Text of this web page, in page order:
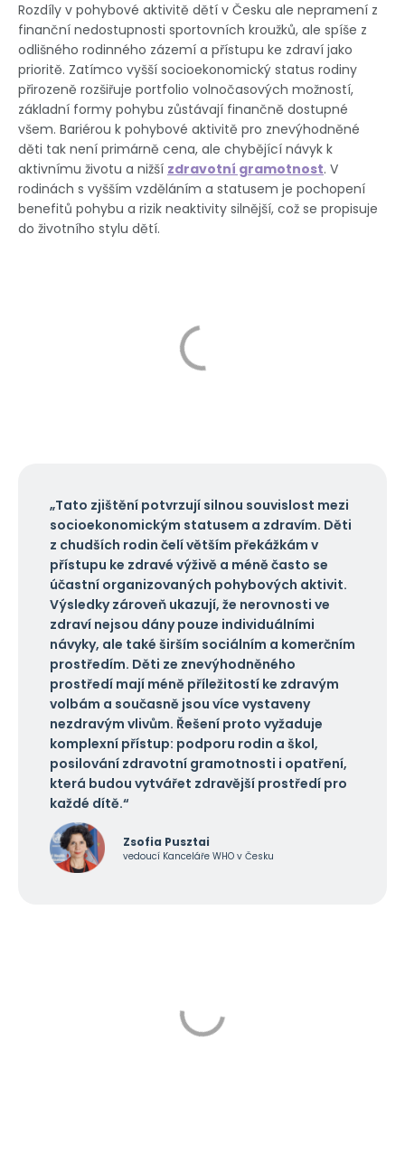
Rozdíly v pohybové aktivitě dětí v Česku ale nepramení z
finanční nedostupnosti sportovních kroužků, ale spíše z
odlišného rodinného zázemí a přístupu ke zdraví jako
prioritě. Zatímco vyšší socioekonomický status rodiny
přirozeně rozšiřuje portfolio volnočasových možností,
základní formy pohybu zůstávají finančně dostupné
všem. Bariérou k pohybové aktivitě pro znevýhodněné
děti tak není primárně cena, ale chybějící návyk k
aktivnímu životu a nižší zdravotní gramotnost. V
rodinách s vyšším vzděláním a statusem je pochopení
benefitů pohybu a rizik neaktivity silnější, což se propisuje
do životního stylu dětí.
„Tato zjištění potvrzují silnou souvislost mezi
socioekonomickým statusem a zdravím. Děti
z chudších rodin čelí větším překážkám v
přístupu ke zdravé výživě a méně často se
účastní organizovaných pohybových aktivit.
Výsledky zároveň ukazují, že nerovnosti ve
zdraví nejsou dány pouze individuálními
návyky, ale také širším sociálním a komerčním
prostředím. Děti ze znevýhodněného
prostředí mají méně příležitostí ke zdravým
volbám a současně jsou více vystaveny
nezdravým vlivům. Řešení proto vyžaduje
komplexní přístup: podporu rodin a škol,
posilování zdravotní gramotnosti i opatření,
která budou vytvářet zdravější prostředí pro
každé dítě.“
Zsofia Pusztai
vedoucí Kanceláře WHO v Česku